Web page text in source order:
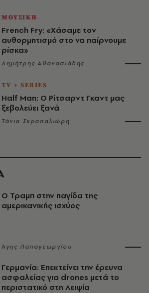
ΜΟΥΣΙΚΗ
French Fry: «Χάσαμε τον
αυθορμητισμό στο να παίρνουμε
ρίσκα»
Δημήτρης Αθανασιάδης
TV + SERIES
Half Man: Ο Ρίτσαρντ Γκαντ μας
ξεβολεύει ξανά
Τάνια Σκραπαλιώρη
Ο Τραμπ στην παγίδα της
αμερικανικής ισχύος
Άγης Παπαγεωργίου
Γερμανία: Επεκτείνει την έρευνα
ασφαλείας για drones μετά το
περιστατικό στη Λειψία